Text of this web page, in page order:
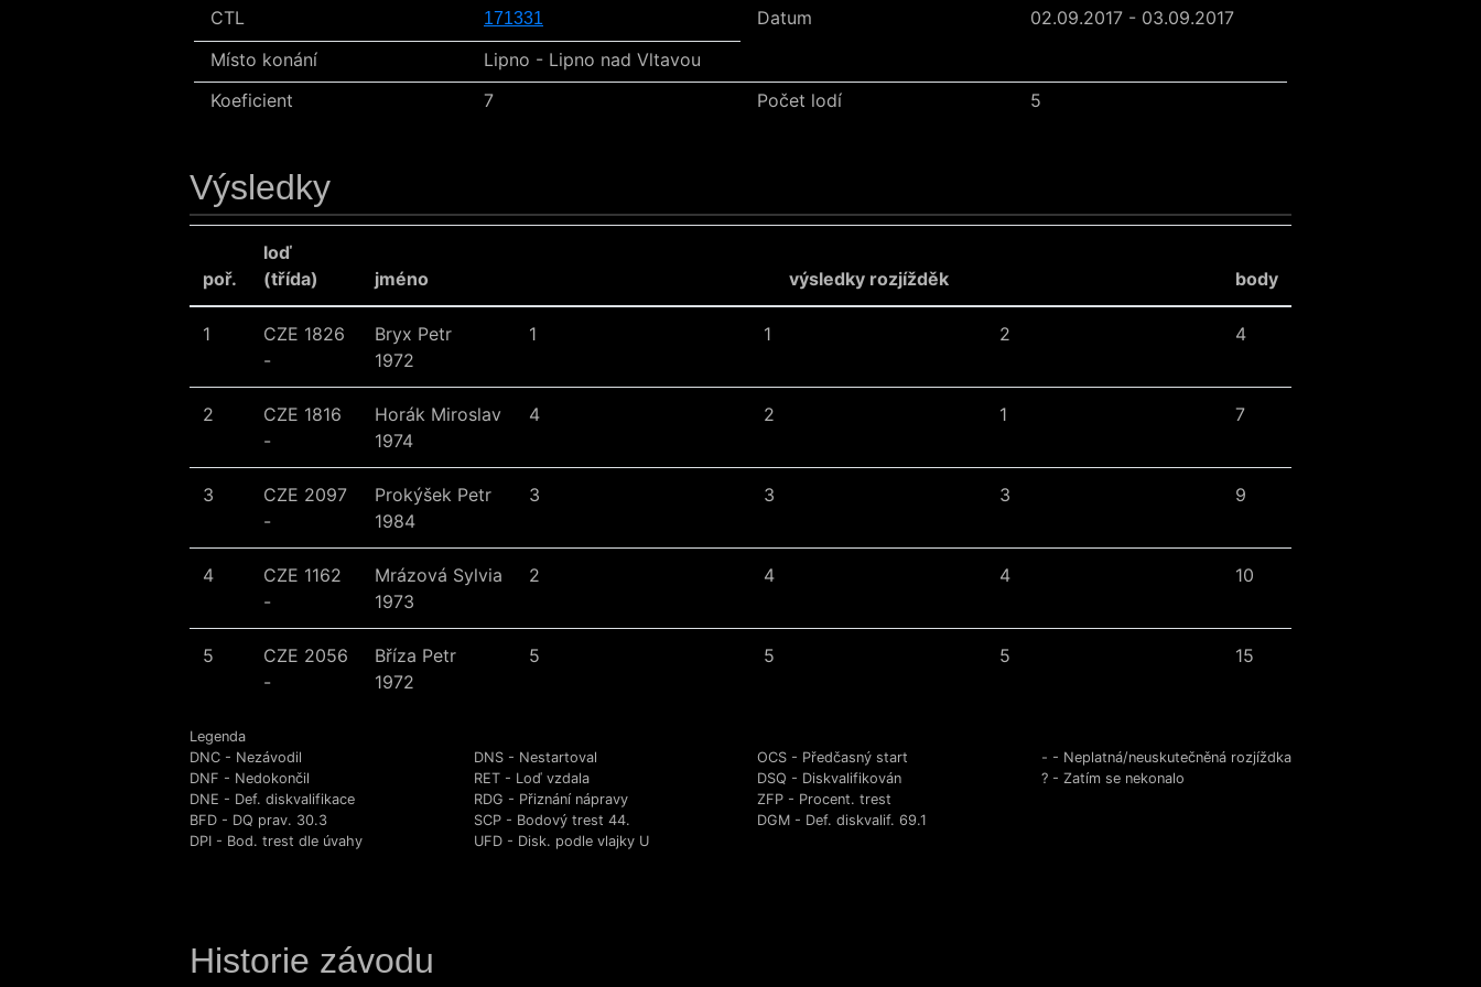
CTL 171331 Datum
02.09.2017 - 03.09.2017
Místo konání
Lipno - Lipno nad Vltavou
Koeficient
7 Počet lodí 5
Výsledky
poř.
loď
(třída)
jméno výsledky rozjížděk body
1
CZE 1826
-
Bryx Petr
1972
1 1 2 4
2
CZE 1816
-
Horák Miroslav
1974
4 2 1 7
3
CZE 2097
-
Prokýšek Petr
1984
3 3 3 9
4
CZE 1162
-
Mrázová Sylvia
1973
2 4 4 10
5
CZE 2056
-
Bříza Petr
1972
5 5 5 15
Legenda
DNC - Nezávodil
DNF - Nedokončil
DNE - Def. diskvalifikace
BFD - DQ prav. 30.3
DPI - Bod. trest dle úvahy
DNS - Nestartoval
RET - Loď vzdala
RDG - Přiznání nápravy
SCP - Bodový trest 44.
UFD - Disk. podle vlajky U
OCS - Předčasný start
DSQ - Diskvalifikován
ZFP - Procent. trest
DGM - Def. diskvalif. 69.1
- - Neplatná/neuskutečněná rozjíždka
? - Zatím se nekonalo
Historie závodu